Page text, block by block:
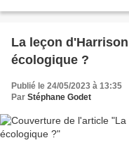
La leçon
écologique ?
Publié le 24/05/2023 à 13:35
Par Stéphane Godet